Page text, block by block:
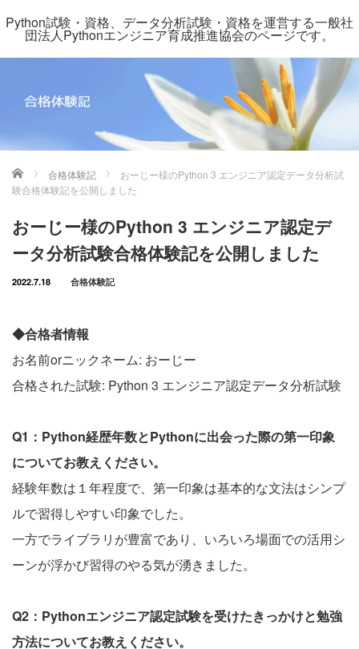
Python試験・資格、データ分析試験・資格を運営する一般社
団法人Pythonエンジニア育成推進協会のページです。
ホーム 合格体験記
おーじー様のPython 3 エンジニア認定データ分析試
験合格体験記を公開しました
おーじー様のPython 3 エンジニア認定デ
ータ分析試験合格体験記を公開しました
2022.7.18 合格体験記
◆合格者情報
お名前orニックネーム: おーじー
合格された試験: Python 3 エンジニア認定データ分析試験
Q1：Python経歴年数とPythonに出会った際の第一印象
についてお教えください。
経験年数は１年程度で、第一印象は基本的な文法はシンプ
ルで習得しやすい印象でした。
一方でライブラリが豊富であり、いろいろ場面での活用シ
ーンが浮かび習得のやる気が湧きました。
Q2：Pythonエンジニア認定試験を受けたきっかけと勉強
方法についてお教えください。